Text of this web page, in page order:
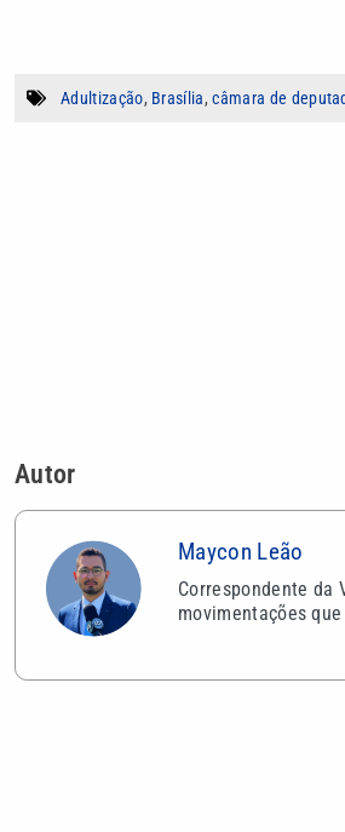
Adultização, Brasília,câmara de
VEJA TAMBÉM